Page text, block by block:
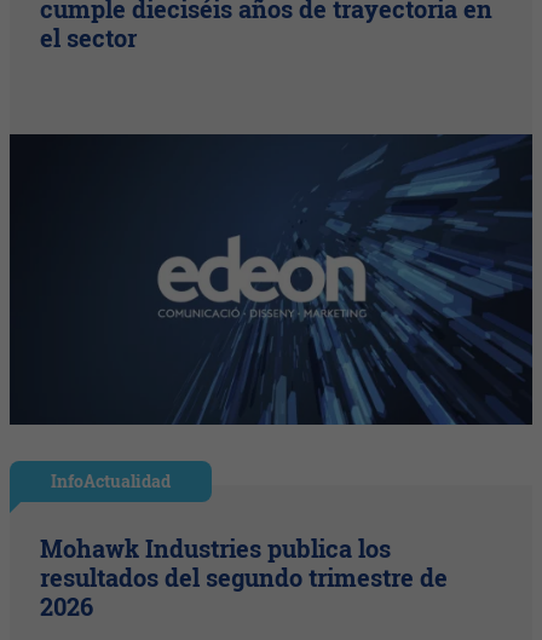
cumple dieciséis años de trayectoria en
el sector
InfoActualidad
Mohawk Industries publica los
resultados del segundo trimestre de
2026